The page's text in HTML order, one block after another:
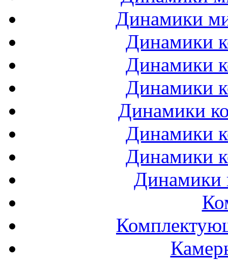
Динамики
Динамики
Динамики
Динамики
Динамики
Динамики
Динамики
Динамики